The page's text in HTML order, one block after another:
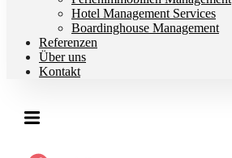
Hotel Management Services
Boardinghouse Management
Referenzen
Über uns
Kontakt